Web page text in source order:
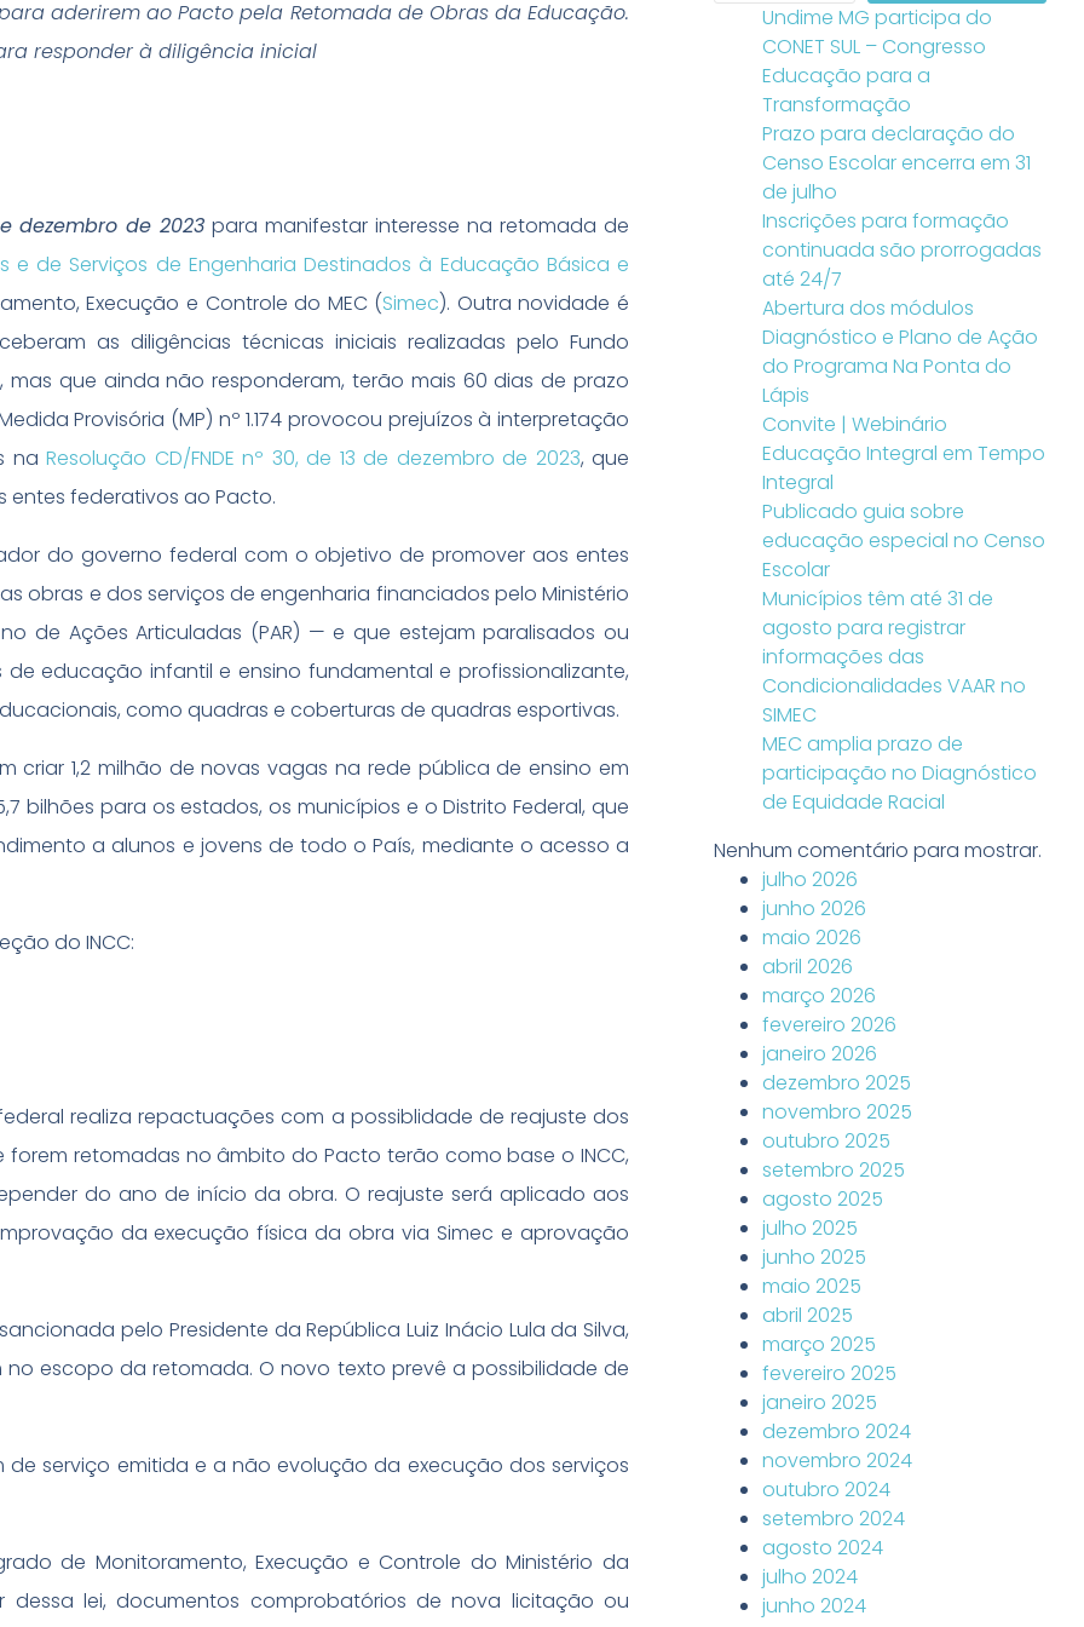
aderirem ao Pacto pela Retomada de Obras da Educação.
responder à diligência inicial
dezembro de 2023 para manifestar interesse na retomada de
de Serviços de Engenharia Destinados à Educação Básica e
Execução e Controle do MEC (Simec). Outra novidade é
as diligências técnicas iniciais realizadas pelo Fundo
mas que ainda não responderam, terão mais 60 dias de prazo
Provisória (MP) nº 1.174 provocou prejuízos à interpretação
naResolução CD/FNDE nº 30, de 13 de dezembro de 2023, que
federativos ao Pacto.
do governo federal com o objetivo de promover aos entes
obras e dos serviços de engenharia financiados pelo Ministério
de Ações Articuladas (PAR) — e que estejam paralisados ou
educação infantil e ensino fundamental e profissionalizante,
como quadras e coberturas de quadras esportivas.
criar 1,2 milhão de novas vagas na rede pública de ensino em
bilhões para os estados, os municípios e o Distrito Federal, que
a alunos e jovens de todo o País, mediante o acesso a
do INCC:
realiza repactuações com a possiblidade de reajuste dos
forem retomadas no âmbito do Pacto terão como base o INCC,
do ano de início da obra. O reajuste será aplicado aos
da execução física da obra via Simec e aprovação
pelo Presidente da República Luiz Inácio Lula da Silva,
no escopo da retomada. O novo texto prevê a possibilidade de
serviço emitida e a não evolução da execução dos serviços
de Monitoramento, Execução e Controle do Ministério da
lei, documentos comprobatórios de nova licitação ou
Undime MG participa do
CONET SUL – Congresso
Educação para a
Transformação
Prazo para declaração do
Censo Escolar encerra em 31
de julho
Inscrições para formação
continuada são prorrogadas
até 24/7
Abertura dos módulos
Diagnóstico e Plano de Ação
do Programa Na Ponta do
Lápis
Convite | Webinário
Educação Integral em Tempo
Integral
Publicado guia sobre
educação especial no Censo
Escolar
Municípios têm até 31 de
agosto para registrar
informações das
Condicionalidades VAAR no
SIMEC
MEC amplia prazo de
participação no Diagnóstico
de Equidade Racial
Nenhum comentário para mostrar.
julho 2026
junho 2026
maio 2026
abril 2026
março 2026
fevereiro 2026
janeiro 2026
dezembro 2025
novembro 2025
outubro 2025
setembro 2025
agosto 2025
julho 2025
junho 2025
maio 2025
abril 2025
março 2025
fevereiro 2025
janeiro 2025
dezembro 2024
novembro 2024
outubro 2024
setembro 2024
agosto 2024
julho 2024
junho 2024